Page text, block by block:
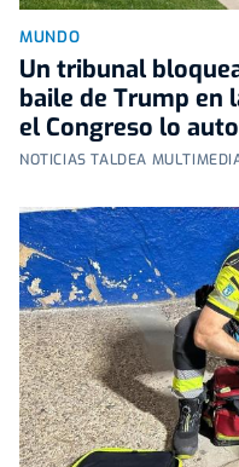
MUNDO
Un tribunal
baile de Trump en
el Congreso lo
NOTICIAS TALDEA